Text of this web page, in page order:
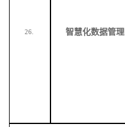
26. 智慧化数据管理